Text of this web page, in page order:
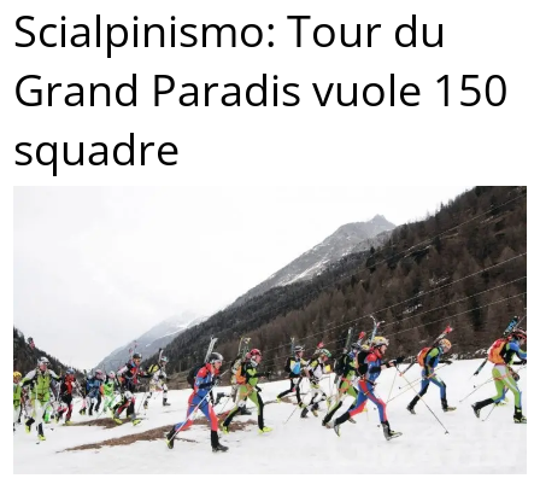
Scialpinismo: Tour du
Grand Paradis vuole 150
squadre